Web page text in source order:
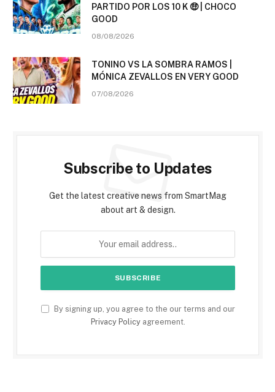
PARTIDO POR LOS 10 K 🤑 | CHOCO
GOOD
08/08/2026
TONINO VS LA SOMBRA RAMOS |
MÓNICA ZEVALLOS EN VERY GOOD
07/08/2026
Subscribe to Updates
Get the latest creative news from SmartMag
about art & design.
By signing up, you agree to the our terms and our
Privacy Policyagreement.